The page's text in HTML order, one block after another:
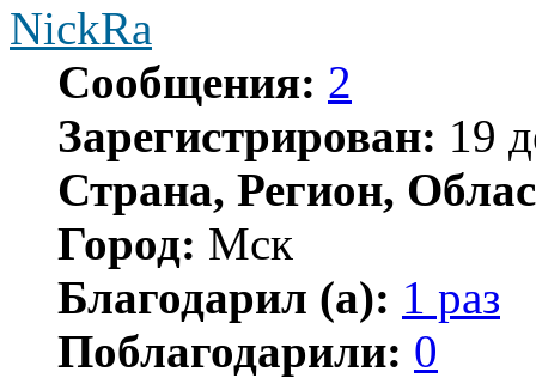
NickRa
Сообщения: 2
Зарегистрирован: 19
Страна, Регион,
Город: Мск
Благодарил (а): 1 раз
Поблагодарили: 0